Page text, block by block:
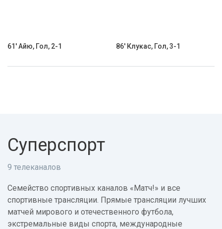
61' Айю, Гол, 2-1 86' Клукас, Гол, 3-1
Суперспорт
9 телеканалов
Семейство спортивных каналов «Матч!» и все
спортивные трансляции. Прямые трансляции лучших
матчей мирового и отечественного футбола,
экстремальные виды спорта, международные